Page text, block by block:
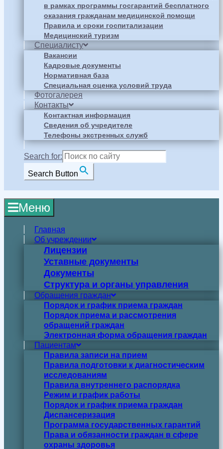
в рамках программы госгарантий бесплатного
оказания гражданам медицинской помощи
Правила и сроки госпитализации
Медицинский туризм
Специалисту
Вакансии
Кадровые документы
Нормативная база
Специальная оценка условий труда
Фотогалерея
Контакты
Контактная информация
Сведения об учредителе
Телефоны экстренных служб
Search for:
Search Button
Меню
Главная
Об учреждении
Лицензии
Уставные документы
Документы
Структура и органы управления
Обращения граждан
Порядок и график приема граждан
Порядок приема и рассмотрения
обращений граждан
Электронная форма обращения граждан
Пациентам
Правила записи на прием
Правила подготовки к диагностическим
исследованиям
Правила внутреннего распорядка
Режим и график работы
Порядок и график приема граждан
Диспансеризация
Программа государственных гарантий
Права и обязанности граждан в сфере
охраны здоровья